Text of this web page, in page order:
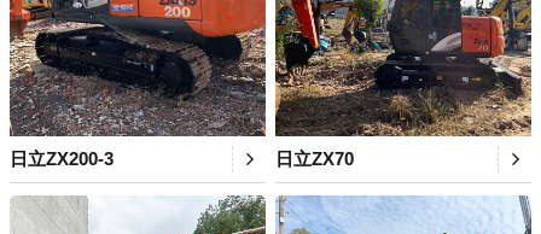
日立ZX200-3 日立ZX70